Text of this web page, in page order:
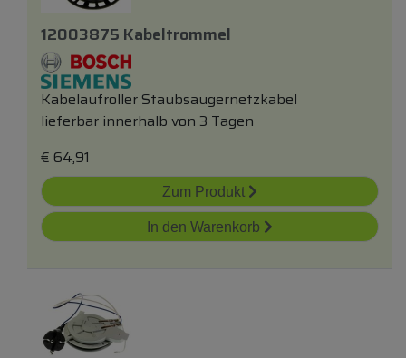
12003875 Kabeltrommel
Kabelaufroller Staubsaugernetzkabel
lieferbar innerhalb von 3 Tagen
€ 64,91
Zum Produkt
In den Warenkorb